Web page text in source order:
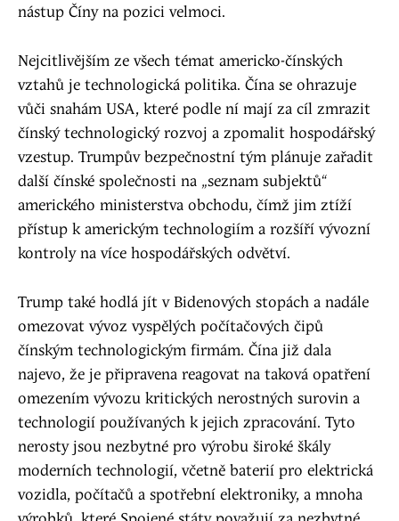
nástup Číny na pozici velmoci.
Nejcitlivějším ze všech témat americko-čínských
vztahů je technologická politika. Čína se ohrazuje
vůči snahám USA, které podle ní mají za cíl zmrazit
čínský technologický rozvoj a zpomalit hospodářský
vzestup. Trumpův bezpečnostní tým plánuje zařadit
další čínské společnosti na „seznam subjektů“
amerického ministerstva obchodu, čímž jim ztíží
přístup k americkým technologiím a rozšíří vývozní
kontroly na více hospodářských odvětví.
Trump také hodlá jít v Bidenových stopách a nadále
omezovat vývoz vyspělých počítačových čipů
čínským technologickým firmám. Čína již dala
najevo, že je připravena reagovat na taková opatření
omezením vývozu kritických nerostných surovin a
technologií používaných k jejich zpracování. Tyto
nerosty jsou nezbytné pro výrobu široké škály
moderních technologií, včetně baterií pro elektrická
vozidla, počítačů a spotřební elektroniky, a mnoha